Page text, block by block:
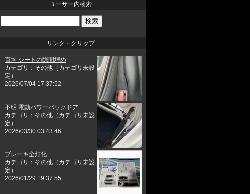
ユーザー内検索
リンク・クリップ
百均 シートの隙間埋め
カテゴリ：その他（カテゴリ未設
定）
2026/07/04 17:37:52
不明 電動パワーバックドア
カテゴリ：その他（カテゴリ未設
定）
2026/03/30 03:43:46
ブレーキ全灯化
カテゴリ：その他（カテゴリ未設
定）
2026/01/29 19:37:55